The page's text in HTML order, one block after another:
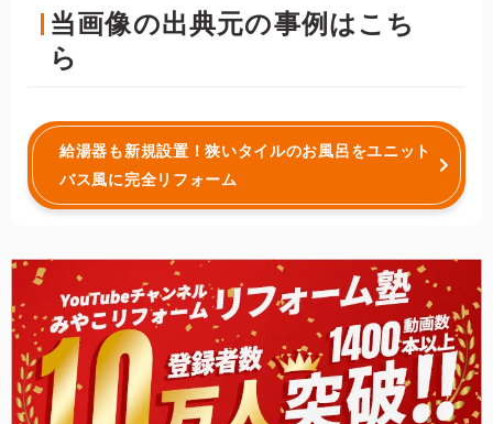
当画像の出典元の事例はこち
ら
給湯器も新規設置！狭いタイルのお風呂をユニット
バス風に完全リフォーム